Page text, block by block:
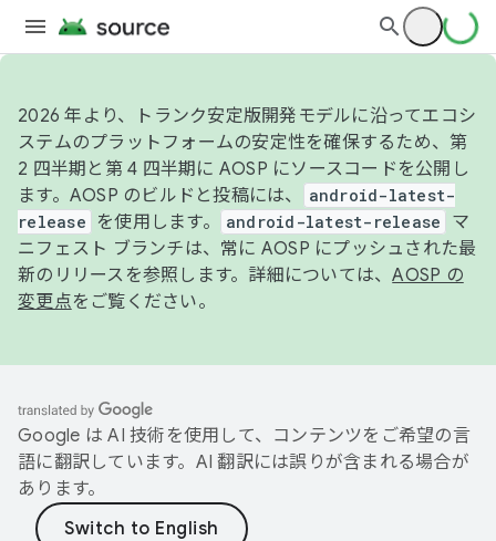
2026 年より、トランク安定版開発モデルに沿ってエコシ
ステムのプラットフォームの安定性を確保するため、第
2 四半期と第 4 四半期に AOSP にソースコードを公開し
ます。AOSP のビルドと投稿には、
android-latest-
release
を使用します。 android-latest-release
マ
ニフェスト ブランチは、常に AOSP にプッシュされた最
新のリリースを参照します。詳細については、AOSP の
変更点をご覧ください。
Google は AI 技術を使用して、コンテンツをご希望の言
語に翻訳しています。AI 翻訳には誤りが含まれる場合が
あります。